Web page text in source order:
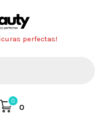
perfectas!
0
0